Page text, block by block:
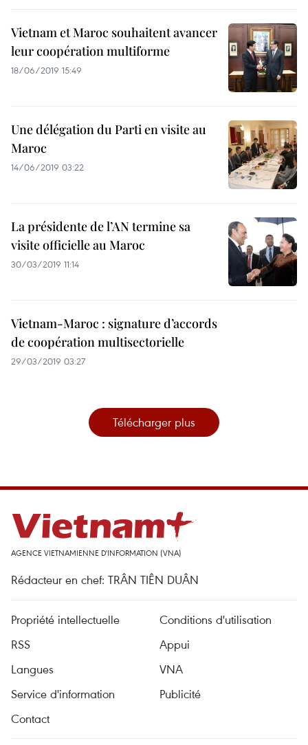
Vietnam et Maroc souhaitent avancer
leur coopération multiforme
18/06/2019 15:49
Une délégation du Parti en visite au
Maroc
14/06/2019 03:22
La présidente de l’AN termine sa
visite officielle au Maroc
30/03/2019 11:14
Vietnam-Maroc : signature d’accords
de coopération multisectorielle
29/03/2019 03:27
Télécharger plus
AGENCE VIETNAMIENNE D'INFORMATION (VNA)
Rédacteur en chef: TRÂN TIÊN DUÂN
Propriété intellectuelle
Conditions d'utilisation
RSS
Appui
Langues
VNA
Service d'information
Publicité
Contact